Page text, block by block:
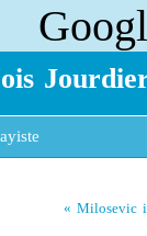
« Milosevic